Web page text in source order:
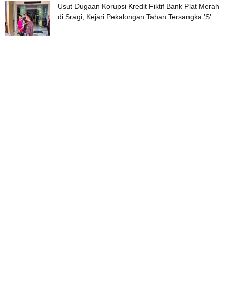
Usut Dugaan Korupsi Kredit Fiktif Bank Plat Merah
di Sragi, Kejari Pekalongan Tahan Tersangka 'S'